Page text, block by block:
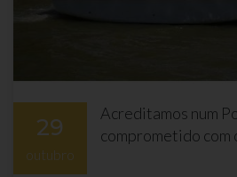
29
outubro
Acreditamos num
comprometido com